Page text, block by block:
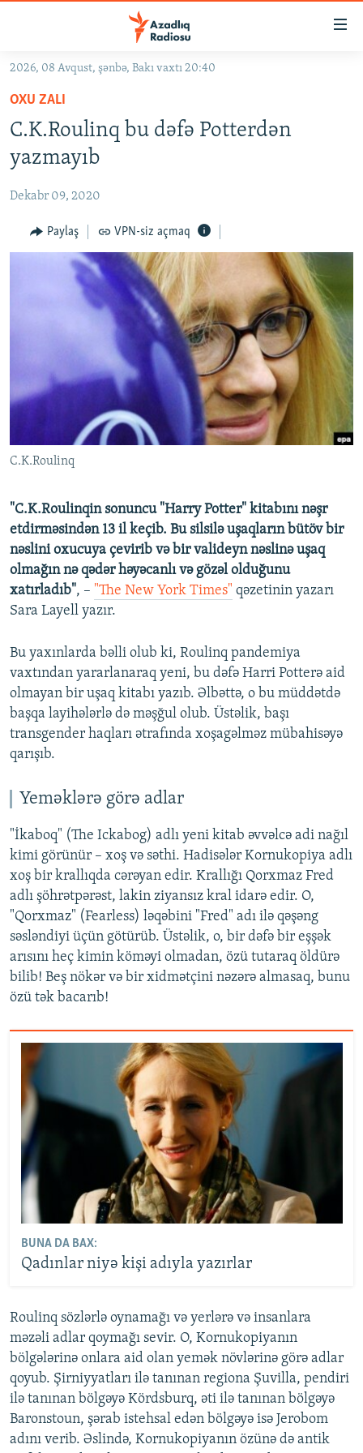
Əsas
qayıt
Əsas
qayıt
Axtarışa
KORRUPSIOMETR
#ƏSLINDƏ
FƏRQƏ BAX
QANUNI DOĞRU
ARAŞDIRMA
MULTIMEDIA
İNFOQRAFIKA
AZƏRBAYCAN ƏDƏBIYYATI KITABXANASI
İSLAM VƏ DEMOKRATIYA
İZ - MƏDƏNIYYƏT PROQRAMI
MISSIYAMIZ
PEŞƏ ETIKASI VƏ JURNALISTIKA STANDARTLARIMIZ
MATERIALLARIMIZDAN ISTIFADƏ
AZADLIQRADIOSU MOBIL TELEFONUNUZDA
XƏBƏR BÜLLETENLƏRIMIZ
BIZI IZLƏ
RFE/RL-in bütün saytları
2026, 08 Avqust, şənbə, Bakı vaxtı 20:40
OXU ZALI
C.K.Roulinq bu dəfə Potterdən
yazmayıb
Dekabr 09, 2020
Paylaş VPN-siz açmaq
C.K.Roulinq
"С.K.Roulinqin sonuncu "Harry Potter" kitabını nəşr
etdirməsindən 13 il keçib. Bu silsilə uşaqların bütöv bir
nəslini oxucuya çevirib və bir valideyn nəslinə uşaq
olmağın nə qədər həyəcanlı və gözəl olduğunu
xatırladıb", – "The New York Times" qəzetinin yazarı
Sara Layell yazır.
Bu yaxınlarda bəlli olub ki, Roulinq pandemiya
vaxtından yararlanaraq yeni, bu dəfə Harri Potterə aid
olmayan bir uşaq kitabı yazıb. Əlbəttə, o bu müddətdə
başqa layihələrlə də məşğul olub. Üstəlik, başı
transgender haqları ətrafında xoşagəlməz mübahisəyə
qarışıb.
Yeməklərə görə adlar
"İkaboq" (The Ickabog) adlı yeni kitab əvvəlcə adi nağıl
kimi görünür – xoş və səthi. Hadisələr Kornukopiya adlı
xoş bir krallıqda cərəyan edir. Krallığı Qorxmaz Fred
adlı şöhrətpərəst, lakin ziyansız kral idarə edir. O,
"Qorxmaz" (Fearless) ləqəbini "Fred" adı ilə qəşəng
səsləndiyi üçün götürüb. Üstəlik, o, bir dəfə bir eşşək
arısını heç kimin köməyi olmadan, özü tutaraq öldürə
bilib! Beş nökər və bir xidmətçini nəzərə almasaq, bunu
özü tək bacarıb!
BUNA DA BAX:
Qadınlar niyə kişi adıyla yazırlar
Roulinq sözlərlə oynamağı və yerlərə və insanlara
məzəli adlar qoymağı sevir. O, Kornukopiyanın
bölgələrinə onlara aid olan yemək növlərinə görə adlar
qoyub. Şirniyyatları ilə tanınan regiona Şuvilla, pendiri
ilə tanınan bölgəyə Kördsburq, əti ilə tanınan bölgəyə
Baronstoun, şərab istehsal edən bölgəyə isə Jerobom
adını verib. Əslində, Kornukopiyanın özünə də antik